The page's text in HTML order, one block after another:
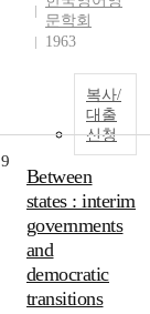
문학회
1963
복사/
대출
신청
9
Between
states : interim
governments
and
democratic
transitions